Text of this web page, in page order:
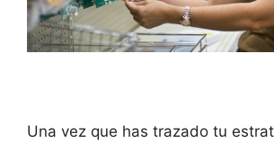
Una vez que has trazado tu